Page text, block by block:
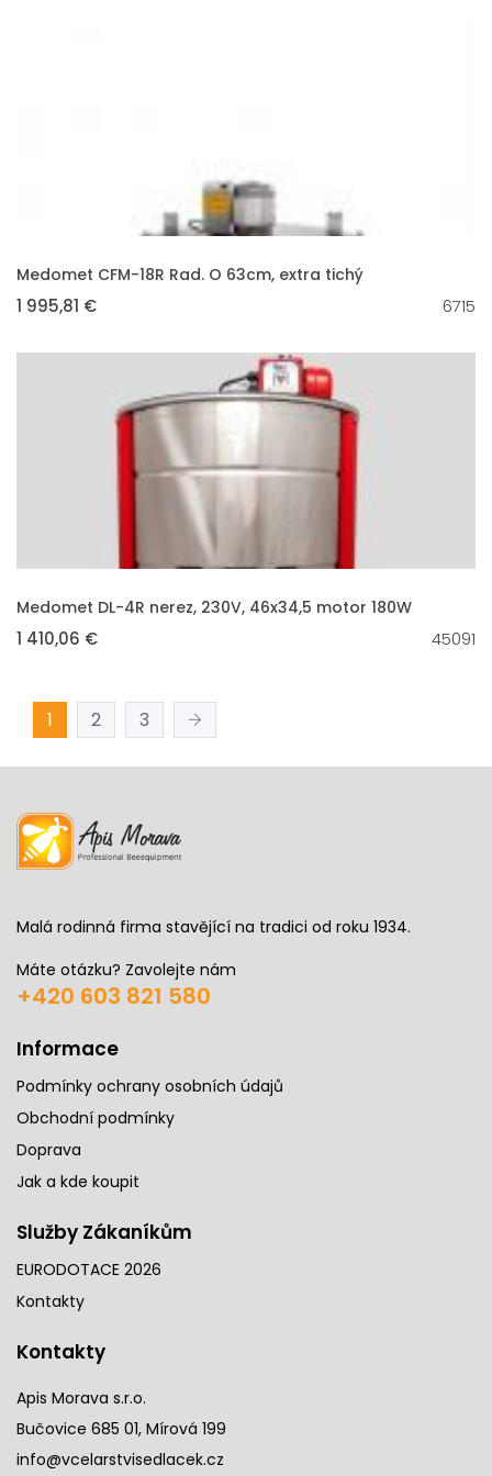
VLOŽIT DO KOŠÍKU
Medomet CFM-18R Rad. O 63cm, extra tichý
1 995,81 € 6715
VLOŽIT DO KOŠÍKU
Medomet DL-4R nerez, 230V, 46x34,5 motor 180W
1 410,06 € 45091
1 2 3
Malá rodinná firma stavějící na tradici od roku 1934.
Máte otázku? Zavolejte nám
+420 603 821 580
Informace
Podmínky ochrany osobních údajů
Obchodní podmínky
Doprava
Jak a kde koupit
Služby Zákaníkům
EURODOTACE 2026
Kontakty
Kontakty
Apis Morava s.r.o.
Bučovice 685 01, Mírová 199
info@vcelarstvisedlacek.cz